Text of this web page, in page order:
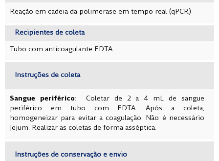
Reação em cadeia da polimerase em tempo real (qPCR)
Recipientes de coleta
Tubo com anticoagulante EDTA
Instruções de coleta
Sangue periférico: Coletar de 2 a 4 mL de sangue
periférico em tubo com EDTA. Após a coleta,
homogeneizar para evitar a coagulação. Não é necessário
jejum. Realizar as coletas de forma asséptica.
Instruções de conservação e envio